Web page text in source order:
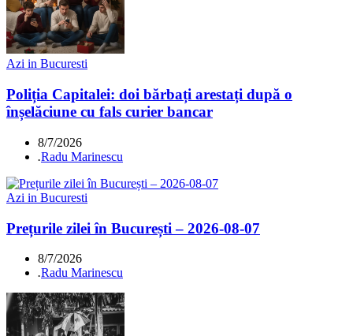
Azi in Bucuresti
Poliția Capitalei: doi bărbați arestați după o
înșelăciune cu fals curier bancar
8/7/2026
.Radu Marinescu
Azi in Bucuresti
Prețurile zilei în București – 2026-08-07
8/7/2026
.Radu Marinescu